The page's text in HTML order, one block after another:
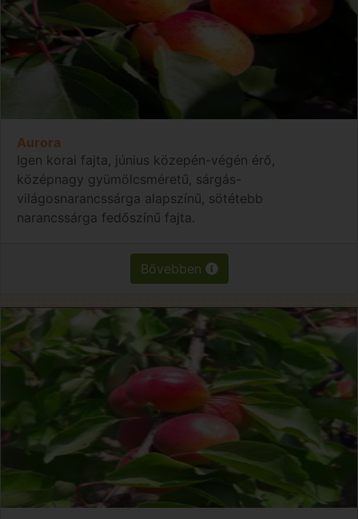
Aurora
Igen korai fajta, június közepén-végén érő,
középnagy gyümölcsméretű, sárgás-
világosnarancssárga alapszínű, sötétebb
narancssárga fedőszínű fajta.
Bővebben